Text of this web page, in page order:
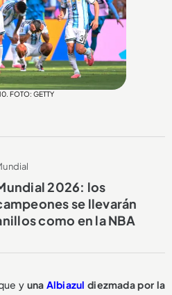
FOTO: GETTY
2026: los
se llevarán
como en la NBA
y una Albiazul diezmada por la